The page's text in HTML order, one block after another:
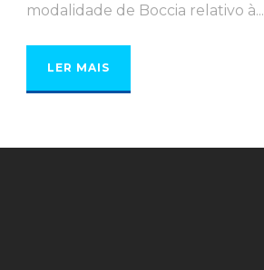
modalidade de Boccia relativo à...
LER MAIS